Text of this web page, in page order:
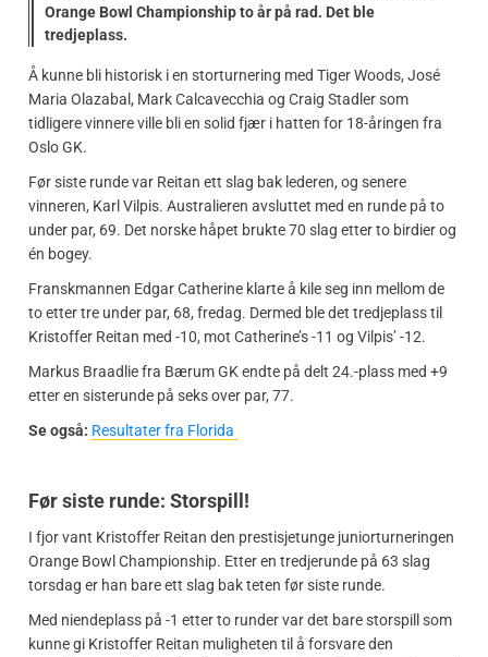
Orange Bowl Championship to år på rad. Det ble
tredjeplass.
Å kunne bli historisk i en storturnering med Tiger Woods, José
Maria Olazabal, Mark Calcavecchia og Craig Stadler som
tidligere vinnere ville bli en solid fjær i hatten for 18-åringen fra
Oslo GK.
Før siste runde var Reitan ett slag bak lederen, og senere
vinneren, Karl Vilpis. Australieren avsluttet med en runde på to
under par, 69. Det norske håpet brukte 70 slag etter to birdier og
én bogey.
Franskmannen Edgar Catherine klarte å kile seg inn mellom de
to etter tre under par, 68, fredag. Dermed ble det tredjeplass til
Kristoffer Reitan med -10, mot Catherine’s -11 og Vilpis’ -12.
Markus Braadlie fra Bærum GK endte på delt 24.-plass med +9
etter en sisterunde på seks over par, 77.
Se også: Resultater fra Florida
Før siste runde: Storspill!
I fjor vant Kristoffer Reitan den prestisjetunge juniorturneringen
Orange Bowl Championship. Etter en tredjerunde på 63 slag
torsdag er han bare ett slag bak teten før siste runde.
Med niendeplass på -1 etter to runder var det bare storspill som
kunne gi Kristoffer Reitan muligheten til å forsvare den